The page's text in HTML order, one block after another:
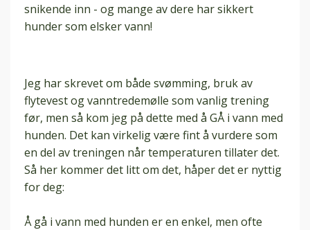
snikende inn - og mange av dere har sikkert
hunder som elsker vann!
Jeg har skrevet om både svømming, bruk av
flytevest og vanntredemølle som vanlig trening
før, men så kom jeg på dette med å GÅ i vann med
hunden. Det kan virkelig være fint å vurdere som
en del av treningen når temperaturen tillater det.
Så her kommer det litt om det, håper det er nyttig
for deg:
Å gå i vann med hunden er en enkel, men ofte